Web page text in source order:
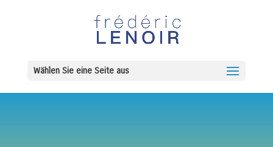
Wählen Sie eine Seite aus